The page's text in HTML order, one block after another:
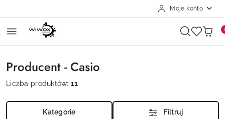
Moje konto
Producent - Casio
Liczba produktów:11
Kategorie Filtruj